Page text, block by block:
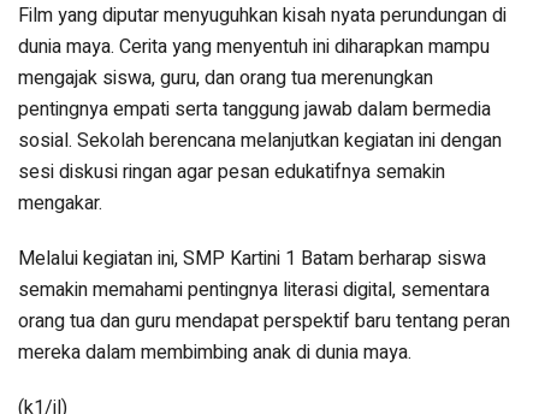
Film yang diputar menyuguhkan kisah nyata perundungan di
dunia maya. Cerita yang menyentuh ini diharapkan mampu
mengajak siswa, guru, dan orang tua merenungkan
pentingnya empati serta tanggung jawab dalam bermedia
sosial. Sekolah berencana melanjutkan kegiatan ini dengan
sesi diskusi ringan agar pesan edukatifnya semakin
mengakar.
Melalui kegiatan ini, SMP Kartini 1 Batam berharap siswa
semakin memahami pentingnya literasi digital, sementara
orang tua dan guru mendapat perspektif baru tentang peran
mereka dalam membimbing anak di dunia maya.